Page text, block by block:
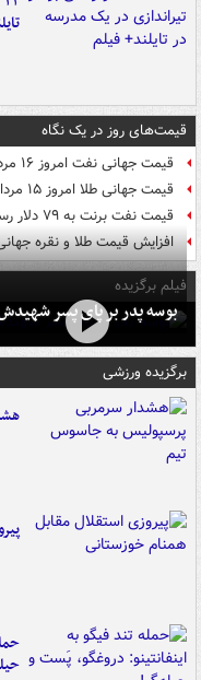
قیمت‌های روز در یک نگاه
قیمت جهانی نفت امروز ۱۶ مرداد
قیمت جهانی طلا امروز ۱۵ مرداد
قیمت نفت برنت به ۷۹ دلار رسید
افزایش قیمت طلا و نقره
فیلم برگزیده
بوسه‌ پدر بر پای پسر
برگزیده ورزشی